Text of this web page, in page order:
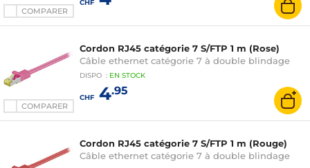
COMPARER
CHF
COMPARER
Cordon RJ45 catégorie 7 S/FTP 1 m (Rose)
Câble ethernet catégorie 7 à double blindage
DISPO : EN STOCK
CHF4.95
Cordon RJ45 catégorie 7 S/FTP 1 m (Rouge)
Câble ethernet catégorie 7 à double blindage